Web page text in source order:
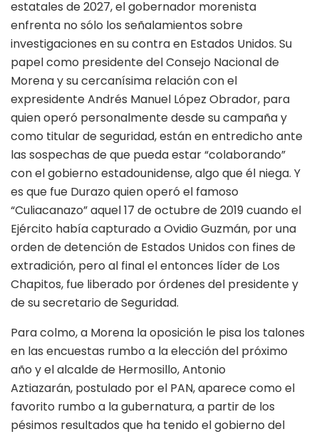
estatales de 2027, el gobernador morenista
enfrenta no sólo los señalamientos sobre
investigaciones en su contra en Estados Unidos. Su
papel como presidente del Consejo Nacional de
Morena y su cercanísima relación con el
expresidente Andrés Manuel López Obrador, para
quien operó personalmente desde su campaña y
como titular de seguridad, están en entredicho ante
las sospechas de que pueda estar “colaborando”
con el gobierno estadounidense, algo que él niega. Y
es que fue Durazo quien operó el famoso
“Culiacanazo” aquel 17 de octubre de 2019 cuando el
Ejército había capturado a Ovidio Guzmán, por una
orden de detención de Estados Unidos con fines de
extradición, pero al final el entonces líder de Los
Chapitos, fue liberado por órdenes del presidente y
de su secretario de Seguridad.
Para colmo, a Morena la oposición le pisa los talones
en las encuestas rumbo a la elección del próximo
año y el alcalde de Hermosillo, Antonio
Aztiazarán, postulado por el PAN, aparece como el
favorito rumbo a la gubernatura, a partir de los
pésimos resultados que ha tenido el gobierno del